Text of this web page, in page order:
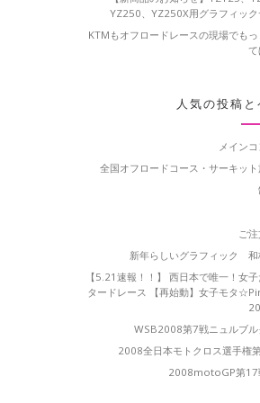
YZ250、YZ250X用グラフィッ
KTMもオフロードレースの現場でもっ
て
人気の投稿と
メイン
全国オフロードコース・サーキッ
ご
新年らしいグラフィック 和
【5.21速報！！】 西日本で唯一！女
タードレース 【再始動】女子モタ
WSB2008第7戦ニュルブル
2008全日本モトクロス選手権
2008motoGP第17